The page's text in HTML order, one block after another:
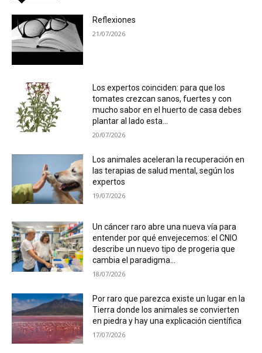
Reflexiones
21/07/2026
Los expertos coinciden: para que los
tomates crezcan sanos, fuertes y con
mucho sabor en el huerto de casa debes
plantar al lado esta...
20/07/2026
Los animales aceleran la recuperación en
las terapias de salud mental, según los
expertos
19/07/2026
Un cáncer raro abre una nueva vía para
entender por qué envejecemos: el CNIO
describe un nuevo tipo de progeria que
cambia el paradigma...
18/07/2026
Por raro que parezca existe un lugar en la
Tierra donde los animales se convierten
en piedra y hay una explicación científica
17/07/2026